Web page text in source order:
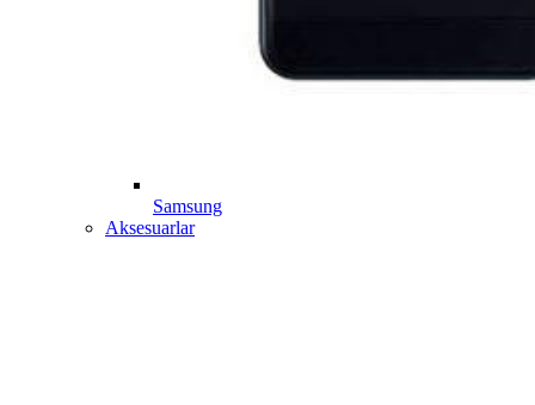
Samsung
Aksesuarlar